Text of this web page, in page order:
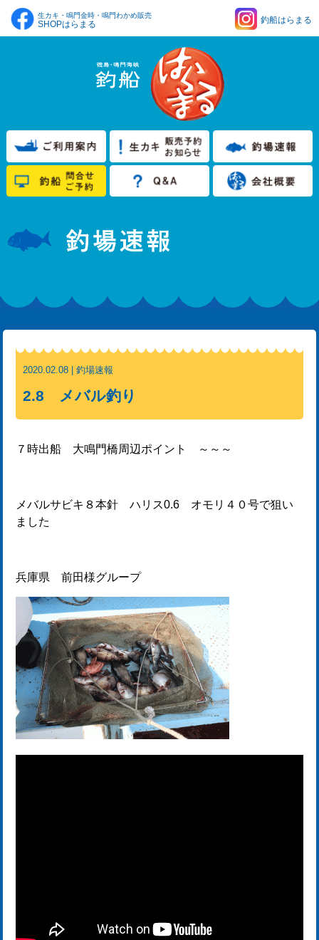
生カキ・鳴門金時・鳴門わかめ販売
SHOPはらまる 釣船はらまる
2020.02.08 | 釣場速報
2.8 メバル釣り
７時出船 大鳴門橋周辺ポイント ～～～
メバルサビキ８本針 ハリス0.6 オモリ４０号で狙い
ました
兵庫県 前田様グループ